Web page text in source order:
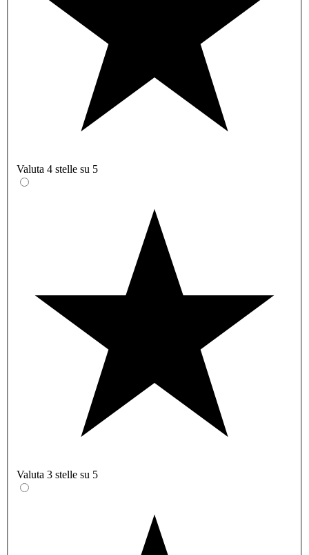
Valuta 4 stelle su 5
Valuta 3 stelle su 5